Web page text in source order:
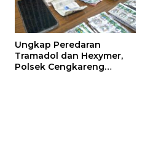
Ungkap Peredaran
Tramadol dan Hexymer,
Polsek Cengkareng